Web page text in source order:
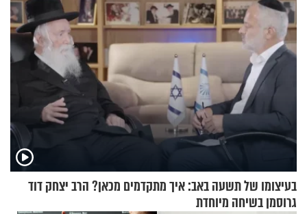
בעיצומו של תשעה באב: איך מתקדמים מכאן? הרב יצחק דוד
גרוסמן בשיחה מיוחדת